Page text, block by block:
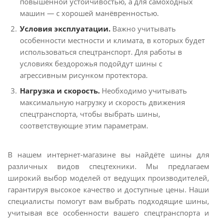
машин — с хорошей манёвренностью.
Условия эксплуатации. Важно учитывать
особенности местности и климата, в которых будет
использоваться спецтранспорт. Для работы в
условиях бездорожья подойдут шины с
агрессивным рисунком протектора.
Нагрузка и скорость. Необходимо учитывать
максимальную нагрузку и скорость движения
спецтранспорта, чтобы выбрать шины,
соответствующие этим параметрам.
В нашем интернет-магазине вы найдёте шины для
различных видов спецтехники. Мы предлагаем
широкий выбор моделей от ведущих производителей,
гарантируя высокое качество и доступные цены. Наши
специалисты помогут вам выбрать подходящие шины,
учитывая все особенности вашего спецтранспорта и